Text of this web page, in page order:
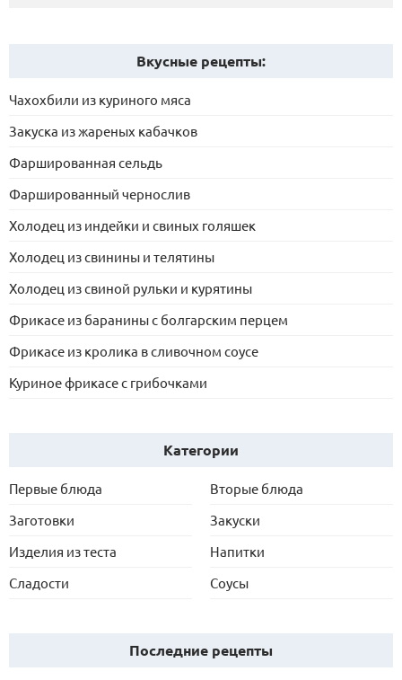
Вкусные рецепты:
Чахохбили из куриного мяса
Закуска из жареных кабачков
Фаршированная сельдь
Фаршированный чернослив
Холодец из индейки и свиных голяшек
Холодец из свинины и телятины
Холодец из свиной рульки и курятины
Фрикасе из баранины с болгарским перцем
Фрикасе из кролика в сливочном соусе
Куриное фрикасе с грибочками
Категории
Первые блюда
Вторые блюда
Заготовки
Закуски
Изделия из теста
Напитки
Сладости
Соусы
Последние рецепты